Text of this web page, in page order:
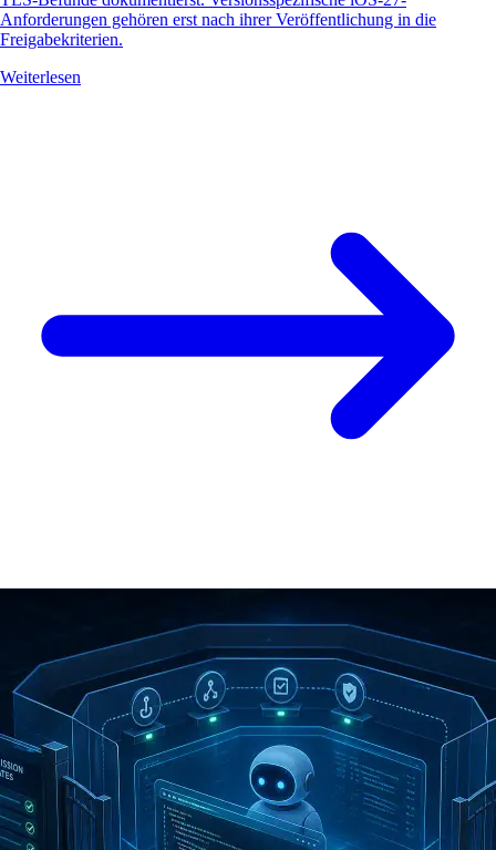
Anforderungen gehören erst nach ihrer Veröffentlichung in die
Freigabekriterien.
Weiterlesen